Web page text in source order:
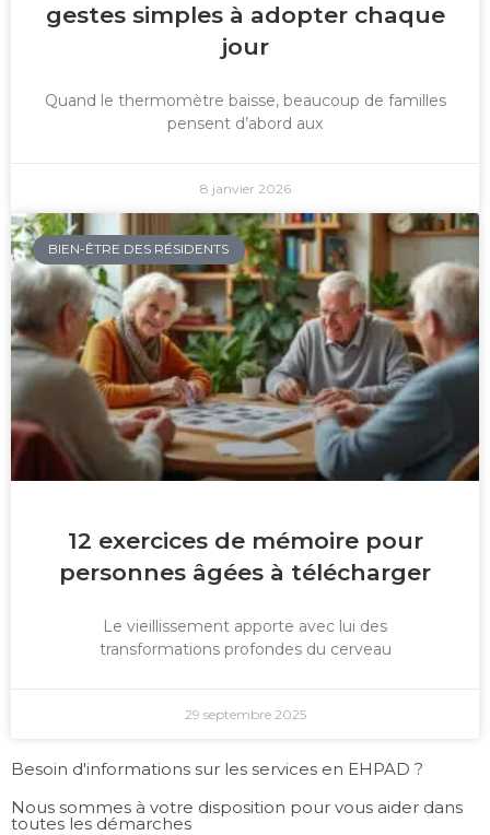
gestes simples à adopter chaque
jour
Quand le thermomètre baisse, beaucoup de familles
pensent d’abord aux
8 janvier 2026
BIEN-ÊTRE DES RÉSIDENTS
12 exercices de mémoire pour
personnes âgées à télécharger
Le vieillissement apporte avec lui des
transformations profondes du cerveau
29 septembre 2025
Besoin d'informations sur les services en EHPAD ?
Nous sommes à votre disposition pour vous aider dans
toutes les démarches